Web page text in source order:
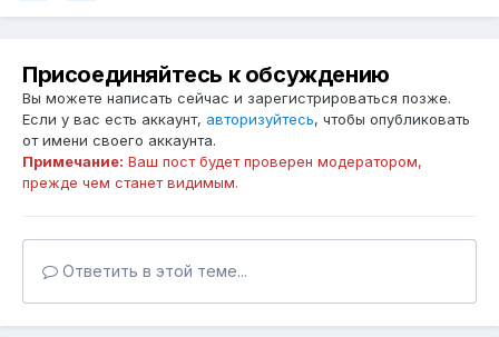
Присоединяйтесь к обсуждению
Вы можете написать сейчас и зарегистрироваться позже.
Если у вас есть аккаунт, авторизуйтесь, чтобы опубликовать
от имени своего аккаунта.
Примечание: Ваш пост будет проверен модератором,
прежде чем станет видимым.
Ответить в этой теме...